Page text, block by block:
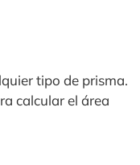
tipo de prisma.
calcular el área